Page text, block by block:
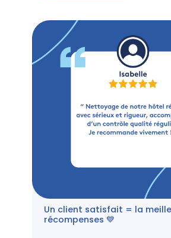
Un client satisfait = la
récompenses 💙